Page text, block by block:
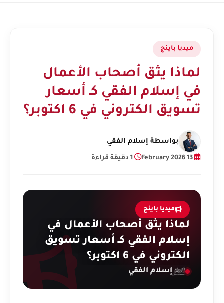
ميديا باينج
لماذا يثق أصحاب الأعمال
في إسلام الفقي كـ أسعار
تسويق الكتروني في 6 اكتوبر؟
بواسطة إسلام الفقي
ميديا باينج
لماذا يثق أصحاب الأعمال في
إسلام الفقي كـ أسعار تسويق
الكتروني في 6 اكتوبر؟
إسلام الفقي